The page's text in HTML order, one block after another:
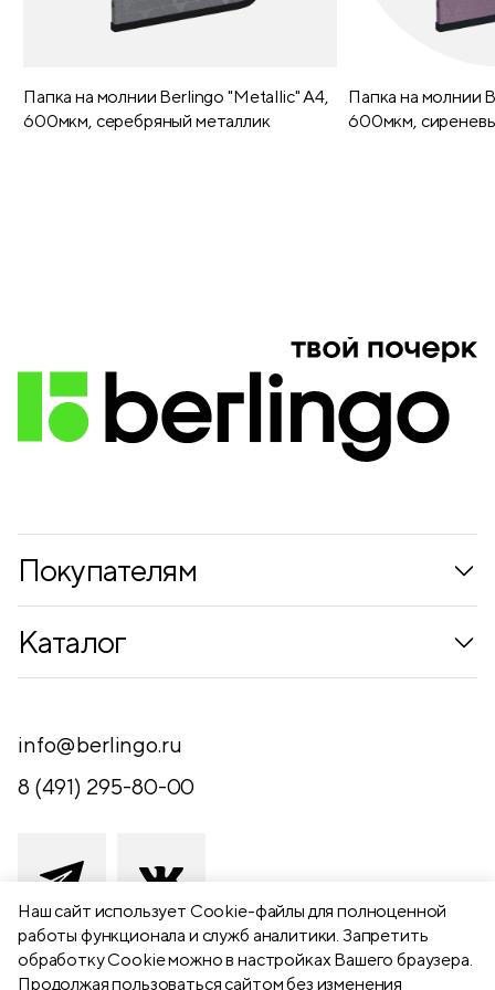
Наш сайт использует Сookie-файлы для полноценной
работы функционала и служб аналитики. Запретить
обработку Cookie можно в настройках Вашего браузера.
Продолжая пользоваться сайтом без изменения
Папка на молнии Berlingo "Metallic" А4,
600мкм, серебряный металлик
Папка на молнии
600мкм,
Покупателям
Контакты
Обратная связь
Каталог
Письменные принадлежности
Канцелярские принадлежности
Чертежные принадлежности
Хобби и творчество
Презентационное оборудование
info@berlingo.ru
8 (491) 295-80-00
391111 Рязанская обл., Рыбновский р-